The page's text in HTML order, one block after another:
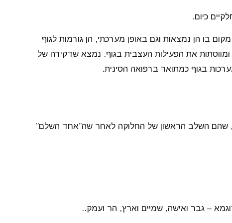
כיום.
בו הן נמצאות וגם באופן מערכתי, הן גורמות לגוף
את הפעילות העצבית בגוף. נמצא שדקירה של
בגוף כמתואר ברפואה הסינית.
שהם השלב הראשון של החלוקה לאחר שה”אחד השלם”